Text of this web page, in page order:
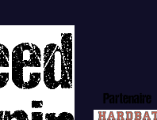
Partenaire